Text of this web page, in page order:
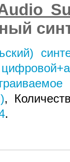
,
.